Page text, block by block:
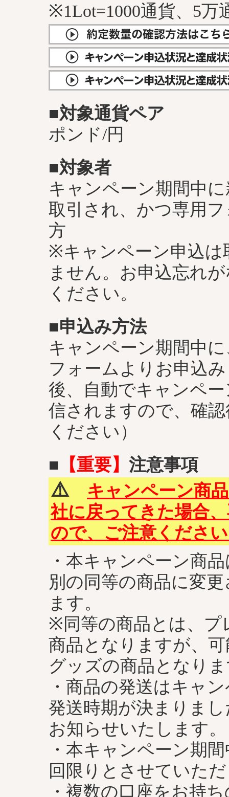
※1Lot=1000通貨、5万
■対象通貨ペア
ポンド/円
■対象者
キャンペーン期間中
取引され、かつ専用
方
※キャンペーン申込は
ません。お申込忘れ
ください。
■申込み方法
キャンペーン期間中
フォームよりお申込
後、自動でキャンペ
信されますので、確
ください）
■ 【重要】 注意事項
⚠️
キャンペーン商
社に戻ってきた場合
ので、ご注意くださ
・本キャンペーン商
別の同等の商品に変
ます。
※同等の商品とは、プ
商品となりますが、
グッズの商品となり
・商品の発送はキャ
発送時期が決まりま
お知らせいたします。
・本キャンペーン期
回限りとさせていた
・複数の口座をお持